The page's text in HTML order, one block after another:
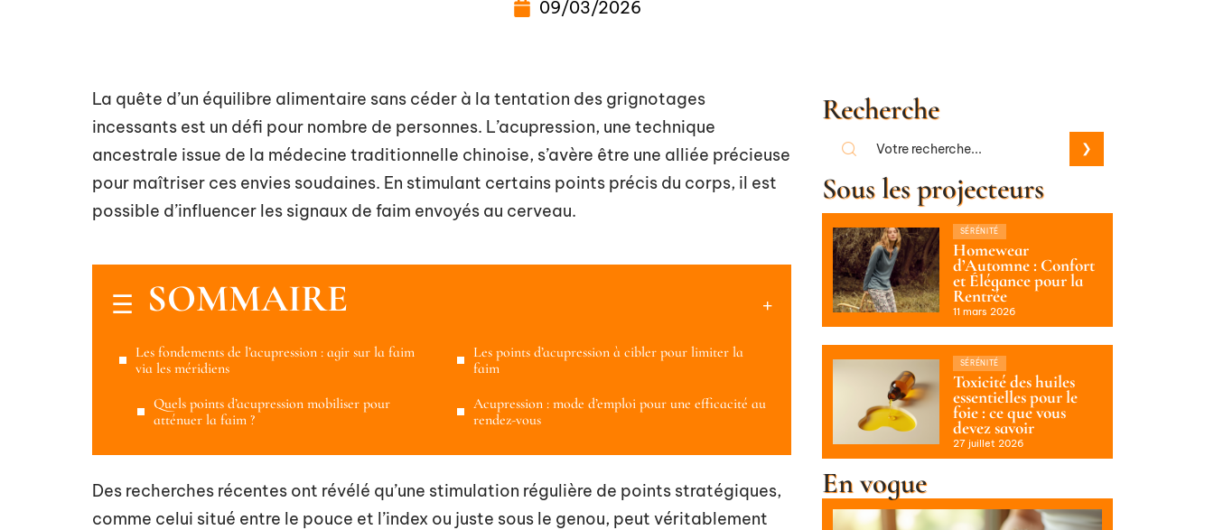
09/03/2026
La quête d’un équilibre alimentaire sans céder à la tentation des grignotages
incessants est un défi pour nombre de personnes. L’acupression, une technique
ancestrale issue de la médecine traditionnelle chinoise, s’avère être une alliée précieuse
pour maîtriser ces envies soudaines. En stimulant certains points précis du corps, il est
possible d’influencer les signaux de faim envoyés au cerveau.
SOMMAIRE
Les fondements de l’acupression : agir sur la faim
via les méridiens
Quels points d’acupression mobiliser pour
atténuer la faim ?
Les points d’acupression à cibler pour limiter la
faim
Acupression : mode d’emploi pour une efficacité au
rendez-vous
Des recherches récentes ont révélé qu’une stimulation régulière de points stratégiques,
comme celui situé entre le pouce et l’index ou juste sous le genou, peut véritablement
Recherche
Sous les projecteurs
SÉRÉNITÉ
Homewear
d’Automne : Confort
et Élégance pour la
Rentrée
11 mars 2026
SÉRÉNITÉ
Toxicité des huiles
essentielles pour le
foie : ce que vous
devez savoir
27 juillet 2026
En vogue